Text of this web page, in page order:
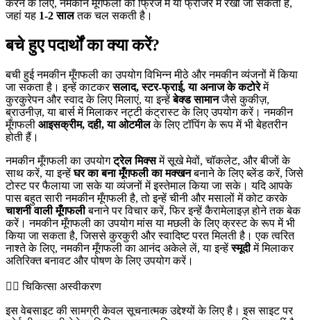
करने के लिए, नमकीन मूँगफली को फ्रिज में या फ्रीजर में रखा जा सकता है,
जहां यह 1-2 सालतक चल सकती है।
बचे हुए पदार्थों का क्या करें?
बची हुई नमकीन मूँगफली का उपयोग विभिन्न मीठे और नमकीन व्यंजनों में किया
जा सकता है। इन्हें काटकरसलाद, स्टर-फ्राई, या अनाज के कटोरेमें
कुरकुरेपन और स्वाद के लिए मिलाएं, या इन्हेंबेक्ड सामानजैसे कुकीज़,
ब्राउनीज़, या बार्स में मिलाकर नट्टी कंट्रास्ट के लिए उपयोग करें। नमकीन
मूँगफली आइसक्रीम, दही, या ओटमीलके लिए टॉपिंग के रूप में भी बेहतरीन
होती हैं।
नमकीन मूँगफली का उपयोगट्रेल मिक्समें सूखे मेवों, चॉकलेट, और बीजों के
साथ करें, या इन्हेंघर का बना मूँगफली का मक्खनबनाने के लिए ब्लेंड करें, जिसे
टोस्ट पर फैलाया जा सके या व्यंजनों में इस्तेमाल किया जा सके। यदि आपके
पास बहुत सारी नमकीन मूँगफली है, तो इन्हें चीनी और मसालों में कोट करके
चाशनी वाली मूँगफलीबनाने पर विचार करें, फिर इन्हें कैरामेलाइज़ होने तक बेक
करें। नमकीन मूँगफली का उपयोग मांस या मछली के लिए क्रस्ट के रूप में भी
किया जा सकता है, जिससे कुरकुरी और स्वादिष्ट परत मिलती है। एक त्वरित
नाश्ते के लिए, नमकीन मूँगफली का आनंद अकेले लें, या इन्हेंस्मूदीमें मिलाकर
अतिरिक्त बनावट और पोषण के लिए उपयोग करें।
👨‍⚕️️ चिकित्सा अस्वीकरण
इस वेबसाइट की सामग्री केवल सूचनात्मक उद्देश्यों के लिए है। इस साइट पर